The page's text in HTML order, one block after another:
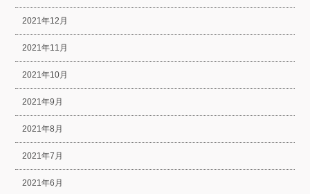
2021年12月
2021年11月
2021年10月
2021年9月
2021年8月
2021年7月
2021年6月